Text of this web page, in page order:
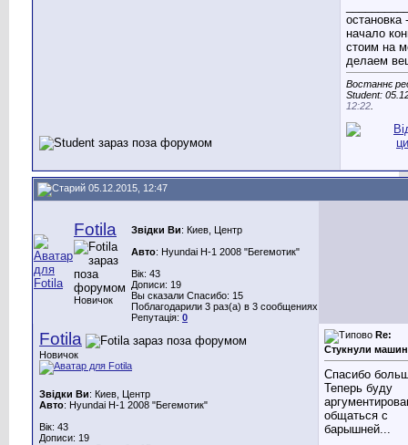
остановка
начало
стоим на
делаем
Востаннє
Student:
12:22
05.12.2015, 12:47
Fotila
Новичок
Звідки Ви: Киев, Центр
Авто: Hyundai H-1 2008 "Бегемотик"
Вік: 43
Дописи: 19
Вы сказали Спасибо: 15
Поблагодарили 3 раз(а) в 3 сообщениях
Репутація: 0
Fotila
Новичок
Звідки Ви: Киев, Центр
Авто: Hyundai H-1 2008 "Бегемотик"
Вік: 43
Дописи: 19
Re:
Стукнули
Спасибо
Теперь буду
общаться с
барышней...